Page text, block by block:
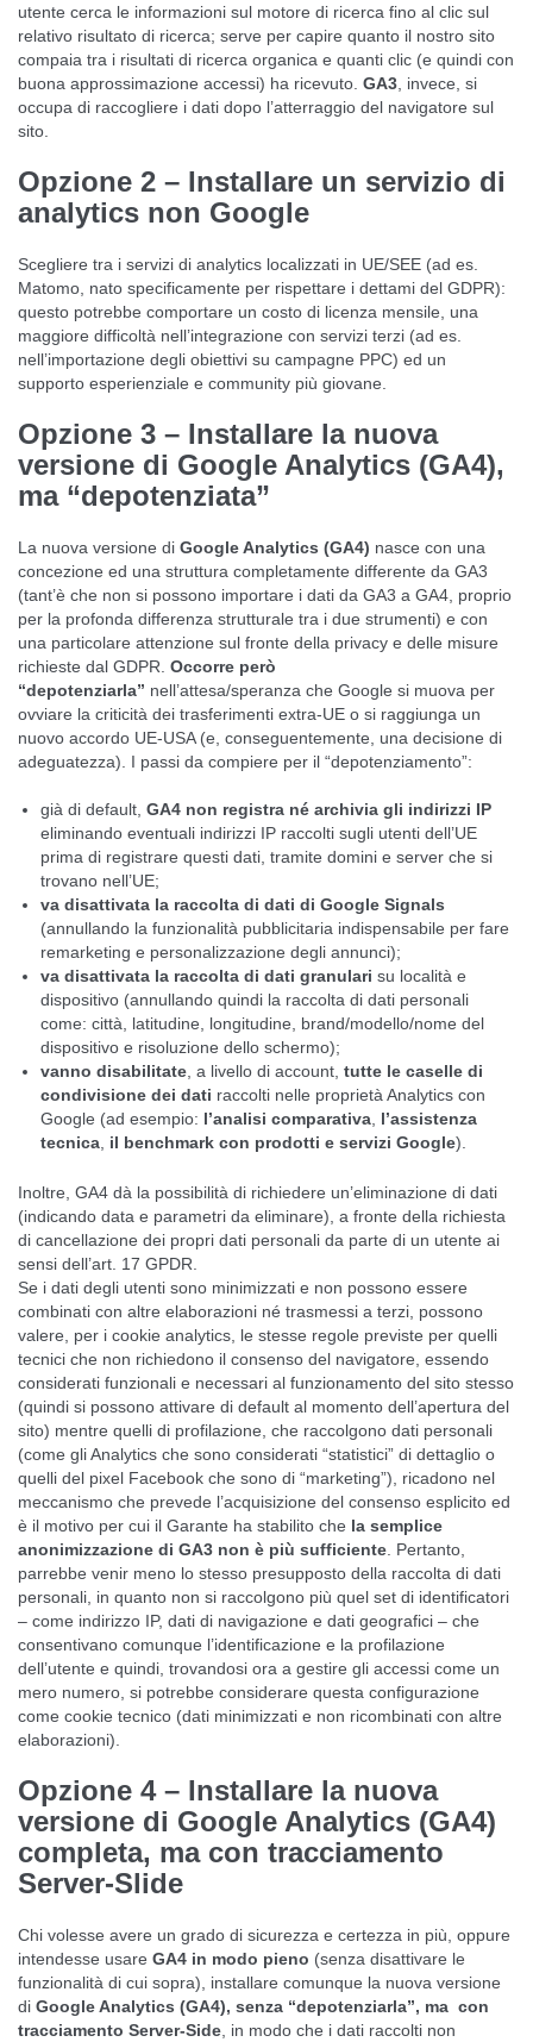
utente cerca le informazioni sul motore di ricerca fino al clic sul
relativo risultato di ricerca; serve per capire quanto il nostro sito
compaia tra i risultati di ricerca organica e quanti clic (e quindi con
buona approssimazione accessi) ha ricevuto. GA3 , invece, si
occupa di raccogliere i dati dopo l’atterraggio del navigatore sul
sito.
Opzione 2 – Installare un servizio di
analytics non Google
Scegliere tra i servizi di analytics localizzati in UE/SEE (ad es.
Matomo, nato specificamente per rispettare i dettami del GDPR):
questo potrebbe comportare un costo di licenza mensile, una
maggiore difficoltà nell’integrazione con servizi terzi (ad es.
nell’importazione degli obiettivi su campagne PPC) ed un
supporto esperienziale e community più giovane.
Opzione 3 – Installare la nuova
versione di Google Analytics (GA4),
ma “depotenziata”
La nuova versione di Google Analytics (GA4) nasce con una
concezione ed una struttura completamente differente da GA3
(tant’è che non si possono importare i dati da GA3 a GA4, proprio
per la profonda differenza strutturale tra i due strumenti) e con
una particolare attenzione sul fronte della privacy e delle misure
richieste dal GDPR. Occorre però
“depotenziarla” nell’attesa/speranza che Google si muova per
ovviare la criticità dei trasferimenti extra-UE o si raggiunga un
nuovo accordo UE-USA (e, conseguentemente, una decisione di
adeguatezza). I passi da compiere per il “depotenziamento”:
già di default, GA4 non registra né archivia gli indirizzi IP
eliminando eventuali indirizzi IP raccolti sugli utenti dell’UE
prima di registrare questi dati, tramite domini e server che si
trovano nell’UE;
va disattivata la raccolta di dati di Google Signals
(annullando la funzionalità pubblicitaria indispensabile per fare
remarketing e personalizzazione degli annunci);
va disattivata la raccolta di dati granulari su località e
dispositivo (annullando quindi la raccolta di dati personali
come: città, latitudine, longitudine, brand/modello/nome del
dispositivo e risoluzione dello schermo);
vanno disabilitate, a livello di account, tutte le caselle di
condivisione dei dati raccolti nelle proprietà Analytics con
Google (ad esempio: l’analisi comparativa, l’assistenza
tecnica, il benchmark con prodotti e servizi Google).
Inoltre, GA4 dà la possibilità di richiedere un’eliminazione di dati
(indicando data e parametri da eliminare), a fronte della richiesta
di cancellazione dei propri dati personali da parte di un utente ai
sensi dell’art. 17 GPDR.
Se i dati degli utenti sono minimizzati e non possono essere
combinati con altre elaborazioni né trasmessi a terzi, possono
valere, per i cookie analytics, le stesse regole previste per quelli
tecnici che non richiedono il consenso del navigatore, essendo
considerati funzionali e necessari al funzionamento del sito stesso
(quindi si possono attivare di default al momento dell’apertura del
sito) mentre quelli di profilazione, che raccolgono dati personali
(come gli Analytics che sono considerati “statistici” di dettaglio o
quelli del pixel Facebook che sono di “marketing”), ricadono nel
meccanismo che prevede l’acquisizione del consenso esplicito ed
è il motivo per cui il Garante ha stabilito che la semplice
anonimizzazione di GA3 non è più sufficiente. Pertanto,
parrebbe venir meno lo stesso presupposto della raccolta di dati
personali, in quanto non si raccolgono più quel set di identificatori
– come indirizzo IP, dati di navigazione e dati geografici – che
consentivano comunque l’identificazione e la profilazione
dell’utente e quindi, trovandosi ora a gestire gli accessi come un
mero numero, si potrebbe considerare questa configurazione
come cookie tecnico (dati minimizzati e non ricombinati con altre
elaborazioni).
Opzione 4 – Installare la nuova
versione di Google Analytics (GA4)
completa, ma con tracciamento
Server-Slide
Chi volesse avere un grado di sicurezza e certezza in più, oppure
intendesse usare GA4 in modo pieno (senza disattivare le
funzionalità di cui sopra), installare comunque la nuova versione
di Google Analytics (GA4), senza “depotenziarla”, ma con
tracciamento Server-Side, in modo che i dati raccolti non